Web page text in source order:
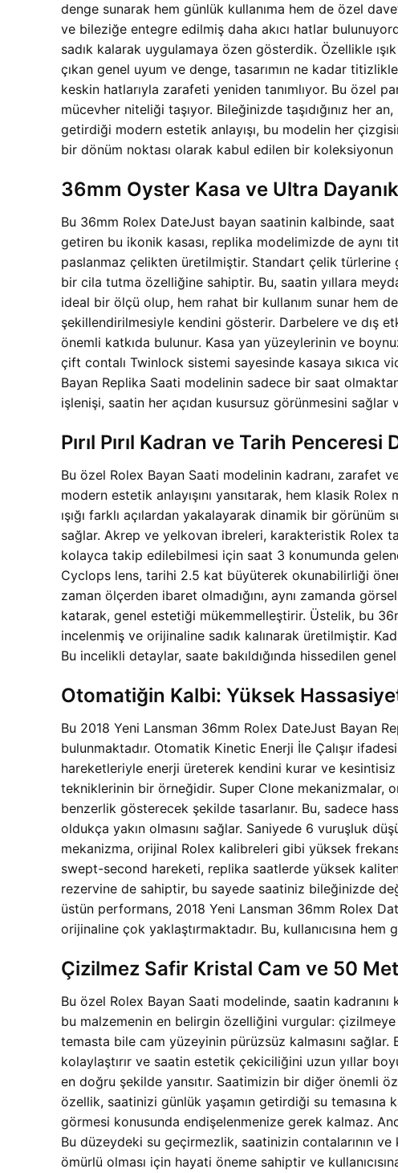
denge sunarak hem günlük kullanıma hem de özel
ve bileziğe entegre edilmiş daha akıcı hatlar
sadık kalarak uygulamaya özen gösterdik. Özellikle
çıkan genel uyum ve denge, tasarımın ne kadar
keskin hatlarıyla zarafeti yeniden tanımlıyor. Bu özel
mücevher niteliği taşıyor. Bileğinizde taşıdığınız her
getirdiği modern estetik anlayışı, bu modelin her
bir dönüm noktası olarak kabul edilen bir koleksiyonun
36mm Oyster Kasa ve Ultra
Bu 36mm Rolex DateJust bayan saatinin kalbinde, saat
getiren bu ikonik kasası, replika modelimizde de
paslanmaz çelikten üretilmiştir. Standart çelik
bir cila tutma özelliğine sahiptir. Bu, saatin yıllara
ideal bir ölçü olup, hem rahat bir kullanım sunar hem
şekillendirilmesiyle kendini gösterir. Darbelere ve dış
önemli katkıda bulunur. Kasa yan yüzeylerinin ve
çift contalı Twinlock sistemi sayesinde kasaya sıkıca
Bayan Replika Saati modelinin sadece bir saat
işlenişi, saatin her açıdan kusursuz görünmesini
Pırıl Pırıl Kadran ve Tarih Penceresi
Bu özel Rolex Bayan Saati modelinin kadranı, zarafet
modern estetik anlayışını yansıtarak, hem klasik
ışığı farklı açılardan yakalayarak dinamik bir
sağlar. Akrep ve yelkovan ibreleri, karakteristik Rolex
kolayca takip edilebilmesi için saat 3 konumunda
Cyclops lens, tarihi 2.5 kat büyüterek okunabilirliği
zaman ölçerden ibaret olmadığını, aynı zamanda
katarak, genel estetiği mükemmelleştirir. Üstelik, bu
incelenmiş ve orijinaline sadık kalınarak üretilmiştir.
Bu incelikli detaylar, saate bakıldığında hissedilen
Otomatiğin Kalbi: Yüksek
Bu 2018 Yeni Lansman 36mm Rolex DateJust Bayan
bulunmaktadır. Otomatik Kinetic Enerji İle Çalışır
hareketleriyle enerji üreterek kendini kurar ve kesintisiz
tekniklerinin bir örneğidir. Super Clone mekanizmalar,
benzerlik gösterecek şekilde tasarlanır. Bu, sadece
oldukça yakın olmasını sağlar. Saniyede 6 vuruşluk
mekanizma, orijinal Rolex kalibreleri gibi yüksek
swept-second hareketi, replika saatlerde yüksek
rezervine de sahiptir, bu sayede saatiniz bileğinizde
üstün performans, 2018 Yeni Lansman 36mm Rolex
orijinaline çok yaklaştırmaktadır. Bu, kullanıcısına
Çizilmez Safir Kristal Cam ve 50
Bu özel Rolex Bayan Saati modelinde, saatin
bu malzemenin en belirgin özelliğini vurgular:
temasta bile cam yüzeyinin pürüzsüz kalmasını
kolaylaştırır ve saatin estetik çekiciliğini uzun yıllar
en doğru şekilde yansıtır. Saatimizin bir diğer önemli
özellik, saatinizi günlük yaşamın getirdiği su temasına
görmesi konusunda endişelenmenize gerek kalmaz.
Bu düzeydeki su geçirmezlik, saatinizin contalarının ve
ömürlü olması için hayati öneme sahiptir ve